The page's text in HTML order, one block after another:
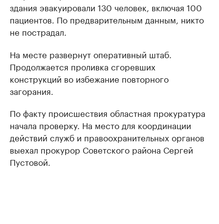
здания эвакуировали 130 человек, включая 100
пациентов. По предварительным данным, никто
не пострадал.
На месте развернут оперативный штаб.
Продолжается проливка сгоревших
конструкций во избежание повторного
загорания.
По факту происшествия областная прокуратура
начала проверку. На место для координации
действий служб и правоохранительных органов
выехал прокурор Советского района Сергей
Пустовой.